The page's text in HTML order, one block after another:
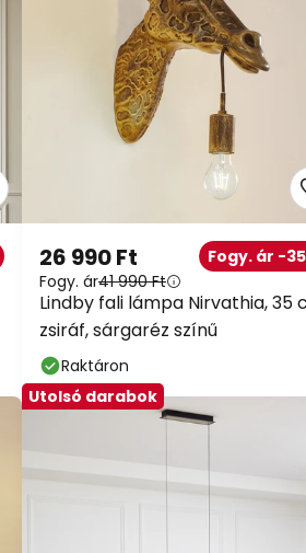
26 990 Ft
Fogy. ár41 990 Ft
Fogy. ár -
Lindby fali lámpa Nirvathia, 35
zsiráf, sárgaréz színű
Raktáron
Utolsó darabok